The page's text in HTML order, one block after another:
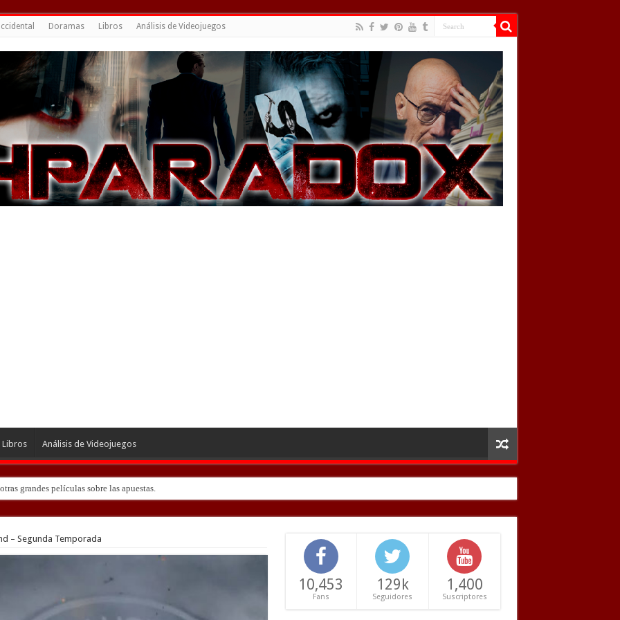
Doramas Libros Análisis de Videojuegos
Libros Análisis de Videojuegos
grandes películas sobre las apuestas.
de ‘Deadly Premonition’
– Segunda Temporada
10,453
Fans
129k
Seguidores
1,400
Suscriptores